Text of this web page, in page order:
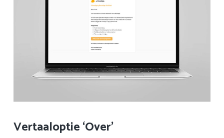
Vertaaloptie ‘Over’